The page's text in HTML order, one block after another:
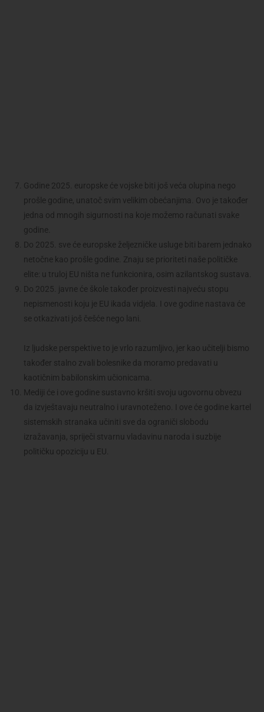
Godine 2025. europske će vojske biti još veća olupina nego
prošle godine, unatoč svim velikim obećanjima. Ovo je također
jedna od mnogih sigurnosti na koje možemo računati svake
godine.
Do 2025. sve će europske željezničke usluge biti barem jednako
netočne kao prošle godine. Znaju se prioriteti naše političke
elite: u truloj EU ništa ne funkcionira, osim azilantskog sustava.
Do 2025. javne će škole također proizvesti najveću stopu
nepismenosti koju je EU ikada vidjela. I ove godine nastava će
se otkazivati ​​još češće nego lani.
Iz ljudske perspektive to je vrlo razumljivo, jer kao učitelji bismo
također stalno zvali bolesnike da moramo predavati u
kaotičnim babilonskim učionicama.
Mediji će i ove godine sustavno kršiti svoju ugovornu obvezu
da izvještavaju neutralno i uravnoteženo. I ove će godine kartel
sistemskih stranaka učiniti sve da ograniči slobodu
izražavanja, spriječi stvarnu vladavinu naroda i suzbije
političku opoziciju u EU.